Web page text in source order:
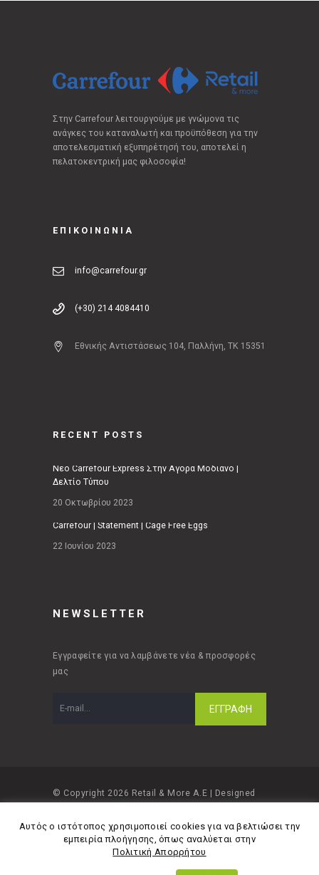
Στην Carrefour λειτουργούμε με γνώμονα τις
ανάγκες του καταναλωτή και προϋπόθεση για την
αποτελεσματική εξυπηρέτησή του, αποτελεί η
πελατοκεντρική μας φιλοσοφία!
ΕΠΙΚΟΙΝΩΝΙΑ
info@carrefour.gr
(+30) 214 4084410
Εθνικής Αντιστάσεως 104, Παλλήνη, ΤΚ 15351
RECENT POSTS
Νέο Carrefour Express Στην Αγορά Μοδιάνο |
Δελτίο Τύπου
20 Οκτωβρίου 2023
Carrefour | Statement | Cage Free Eggs
22 Ιουνίου 2023
NEWSLETTER
Εγγραφείτε για να λαμβάνετε νέα & προσφορές
μας
© Copyright 2026 Retail & More A.E | Designed
Αυτός ο ιστότοπος χρησιμοποιεί cookies για να βελτιώσει την
εμπειρία πλοήγησης, όπως αναλύεται στην
Πολιτική Απορρήτου